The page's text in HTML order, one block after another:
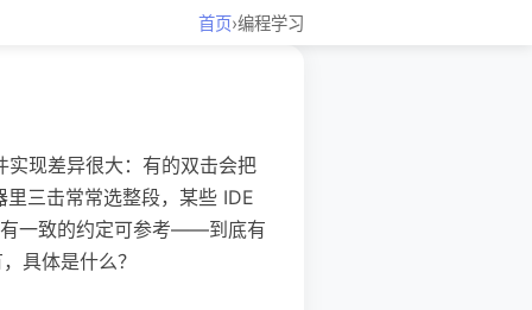
首页›编程学习
实现差异很大：有的双击会把
三击常常选整段，某些 IDE
有一致的约定可参考——到底有
具体是什么？